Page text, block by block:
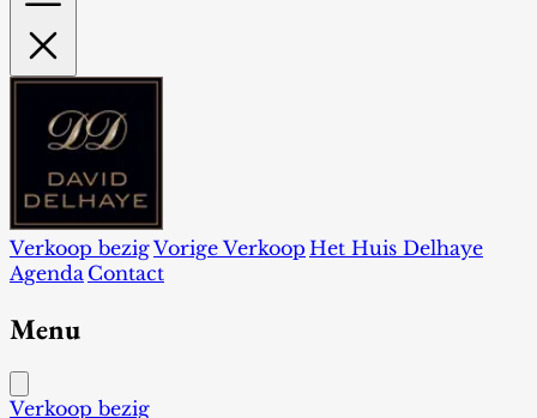
Verkoop bezigVorige Verkoop Het Huis Delhaye
Agenda Contact
Menu
Verkoop bezig